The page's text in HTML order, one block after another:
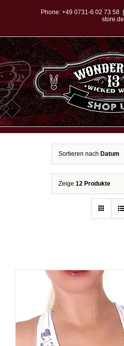
springen
Phone: +49 0731-6 02 73 58
store.de
Sortieren nach Datum
Zeige 12 Produkte